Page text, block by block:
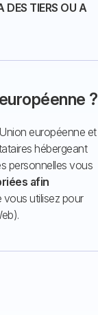
DES TIERS OU A
?
européenne et
hébergeant
personnelles vous
afin
vous utilisez pour